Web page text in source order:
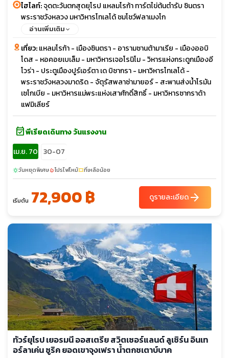
ไฮไลท์:จุดตะวันตกสุดยุโรป แหลมโรก้า ทาร์ตไข่ต้นตำรับ ซินตรา
พระราชวังหลวง มหาวิหารโทเลโด้ ชมโชว์ฟลาเมงโก
อ่านเพิ่มเติม
เที่ยว:แหลมโรก้า - เมืองซินตรา - อารามซานต้ามาเรีย - เมืองออบิ
โดส - หอคอยเบเล็ม - มหาวิหารเจอโรนิโม - วิหารแห่งกระดูกเมืองอี
โวร่า - ประตูเมืองปูร์เอร์ตา เด บิซากรา - มหาวิหารโทเลโด้ -
พระราชวังหลวงมาดริด - จัตุรัสพลาซ่ามายอร์ - สะพานส่งน้ำโรมัน
เซโกเบีย - มหาวิหารแม่พระแห่งเสาศักดิ์สิทธิ์ - มหาวิหารซากราด้า
แฟมิเลียร์
event_availableพีเรียดเดินทาง วันแรงงาน
เม.ย. 70 30-07
sunnyวันหยุดพิเศษlocal_fire_departmentโปรไฟไหม้confirmation_numberที่เหลือน้อย
เริ่มต้น 72,900 ฿ ดูรายละเอียดarrow_forward
ทัวร์ยุโรป เยอรมนี ออสเตรีย สวิตเซอร์แลนด์ ลูเซิร์น อินเท
อร์ลาเค่น ซูริค ยอดเขาจุงเฟรา น้ำตกชเตาบ์บาค